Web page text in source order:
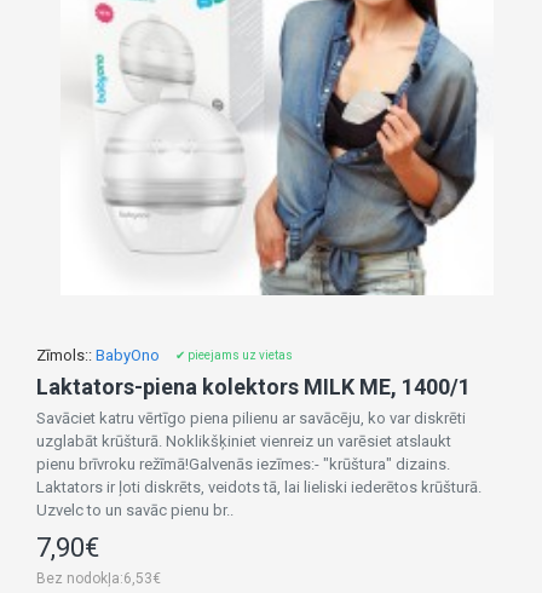
Zīmols:: BabyOno ✔ pieejams uz vietas
Laktators-piena kolektors MILK ME, 1400/1
Savāciet katru vērtīgo piena pilienu ar savācēju, ko var diskrēti
uzglabāt krūšturā. Noklikšķiniet vienreiz un varēsiet atslaukt
pienu brīvroku režīmā!Galvenās iezīmes:- "krūštura" dizains.
Laktators ir ļoti diskrēts, veidots tā, lai lieliski iederētos krūšturā.
Uzvelc to un savāc pienu br..
7,90€
Bez nodokļa:6,53€